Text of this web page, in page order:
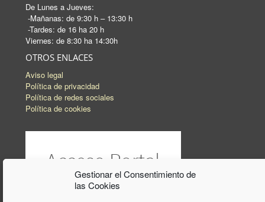
Gestionar el Consentimiento de
las Cookies
De Lunes a Jueves:
-Mañanas: de 9:30 h – 13:30 h
-Tardes: de 16 ha 20 h
Viernes: de 8:30 ha 14:30h
OTROS ENLACES
Aviso legal
Política de privacidad
Política de redes sociales
Política de cookies